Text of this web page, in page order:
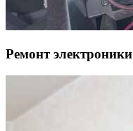
Ремонт электроники